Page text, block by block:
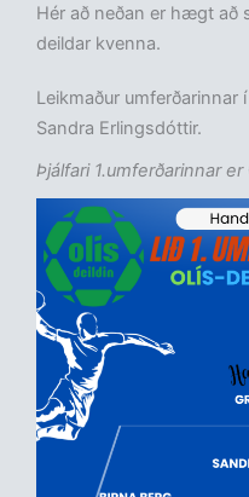
Hér að neðan er hægt að
deildar kvenna.
Leikmaður umferðarinnar
Sandra Erlingsdóttir.
Þjálfari 1.umferðarinnar er